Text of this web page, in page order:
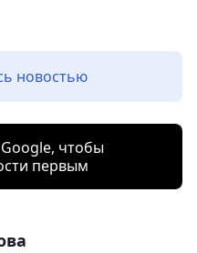
новостью
чтобы
первым